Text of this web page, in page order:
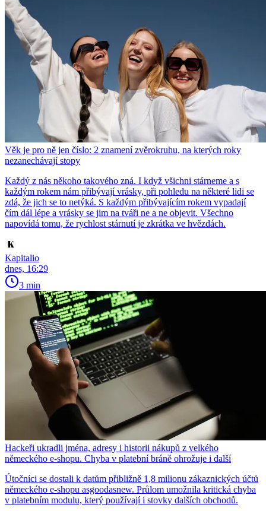
Věk je pro ně jen číslo: 2 znamení zvěrokruhu, na kterých roky
nezanechávají stopy
Každý z nás někoho takového zná. I když všichni stárneme a s
každým rokem nám přibývají vrásky, při pohledu na některé lidi se
zdá, že jich se to netýká. S každým přibývajícím rokem vypadají
čím dál lépe a vrásky se jim na tváři ne a ne objevit. Všechno
napovídá tomu, že rychlost stárnutí je zkrátka ve hvězdách.
Kapitalio
dnes, 16:29
3 min
Hackeři ukradli jména, adresy i historii nákupů z velkého
německého e-shopu. Chyba v platební bráně ohrožuje i další
Útočníci se dostali k datům přibližně 1,8 milionu zákaznických účtů
německého e-shopu asgoodasnew. Průlom umožnila kritická chyba
v platebním modulu, který používají i stovky dalších obchodů.